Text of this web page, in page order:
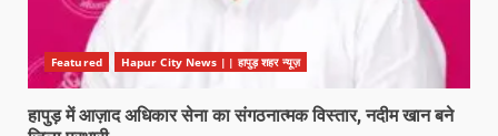
Featured Hapur City News || हापुड़ शहर न्यूज़
हापुड़ में आज़ाद अधिकार सेना का संगठनात्मक विस्तार, नदीम खान बने